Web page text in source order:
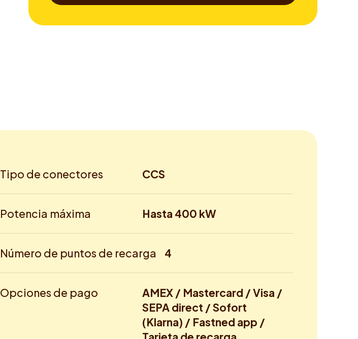
Tipo de conectores CCS
Potencia máxima Hasta 400 kW
Número de puntos de recarga 4
Opciones de pago
AMEX / Mastercard / Visa /
SEPA direct / Sofort
(Klarna) / Fastned app /